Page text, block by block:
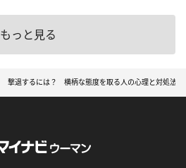
もっと見る
撃退するには？ 横柄な態度を取る人の心理と対処法